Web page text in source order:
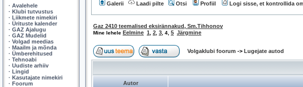
· Avalehele
· Klubi tutvustus
· Liikmete nimekiri
· Ürituste kalender
· GAZ Ajalugu
· GAZ Mudelid
· Volgad meedias
· Maailm ja mõnda
· Ümberehitused
· Tehnoabi
· Uudiste arhiiv
· Lingid
· Kasutajate nimekiri
· Foorum
Galerii Laadi pilte Otsi Profiil Logi sisse, et kontrollida
Gaz 2410 teemalised eksirännakud, Sm.Tihhonov
Mine lehele Eelmine 1 2 3 4 5 Järgmine
Volgaklubi foorum -> Lugejate autod
Autor